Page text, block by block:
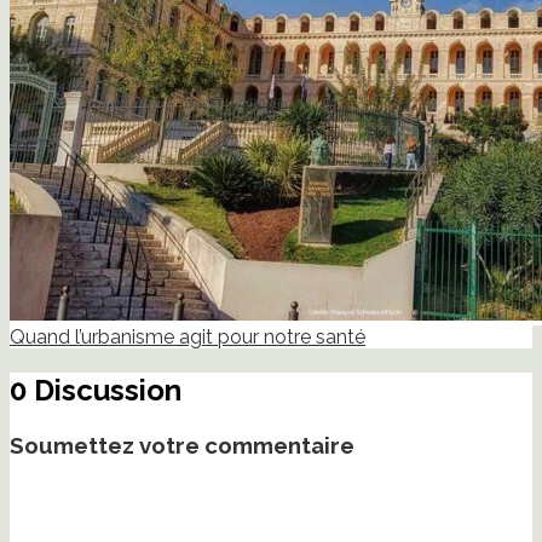
Quand l’urbanisme agit pour notre santé
0 Discussion
Soumettez votre commentaire